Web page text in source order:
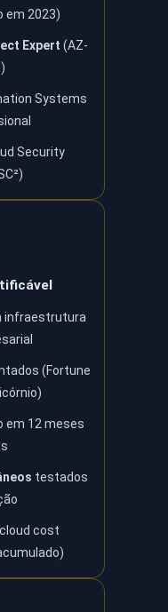
em 2023)
Expert (AZ-
Systems
Security
infraestrutura
(Fortune
em 12 meses
testados
cost